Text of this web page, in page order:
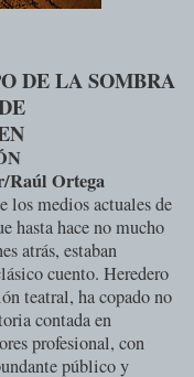
DE LA SOMBRA
Raúl Ortega
los medios actuales de
hasta hace no mucho
atrás, estaban
cuento. Heredero
teatral, ha copado no
contada en
profesional, con
público y